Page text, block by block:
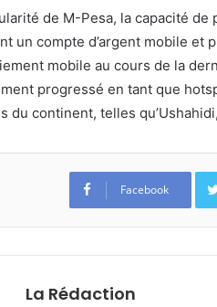
de M-Pesa, la capacité
un compte d’argent mobile et
mobile au cours de la
progressé en tant que
du continent, telles
Facebook
La Rédaction